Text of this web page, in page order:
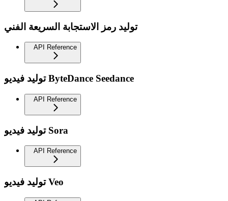
توليد رمز الاستجابة السريعة الفني
API Reference
توليد فيديو ByteDance Seedance
API Reference
توليد فيديو Sora
API Reference
توليد فيديو Veo